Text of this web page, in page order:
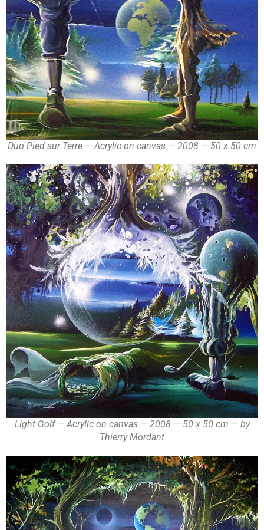
Duo Pied sur Terre — Acrylic on canvas — 2008 — 50 x 50 cm
Light Golf — Acrylic on canvas — 2008 — 50 x 50 cm — by
Thierry Mordant